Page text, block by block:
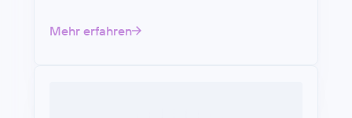
Mehr erfahren